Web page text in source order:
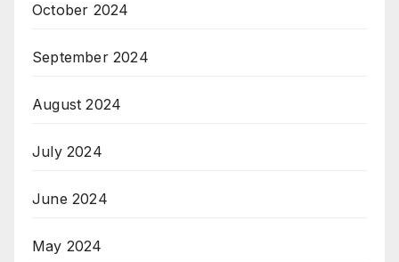
October 2024
September 2024
August 2024
July 2024
June 2024
May 2024